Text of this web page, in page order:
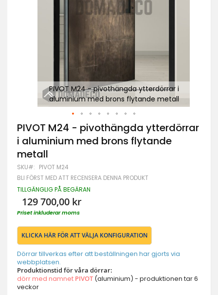
PIVOT M24 - pivothängda ytterdörrar i
aluminium med brons flytande metall
Hoppa
till
början
av
bildgalleriet
PIVOT M24 - pivothängda ytterdörrar
i aluminium med brons flytande
metall
SKU PIVOT M24
BLI FÖRST MED ATT RECENSERA DENNA PRODUKT
TILLGÄNGLIG PÅ BEGÄRAN
129 700,00 kr
Priset inkluderar moms
KLICKA HÄR FÖR ATT VÄLJA KONFIGURATION
Dörrar tillverkas efter att beställningen har gjorts via
webbplatsen.
Produktionstid för våra dörrar:
dörr med namnet PIVOT (aluminium) - produktionen tar 6
veckor